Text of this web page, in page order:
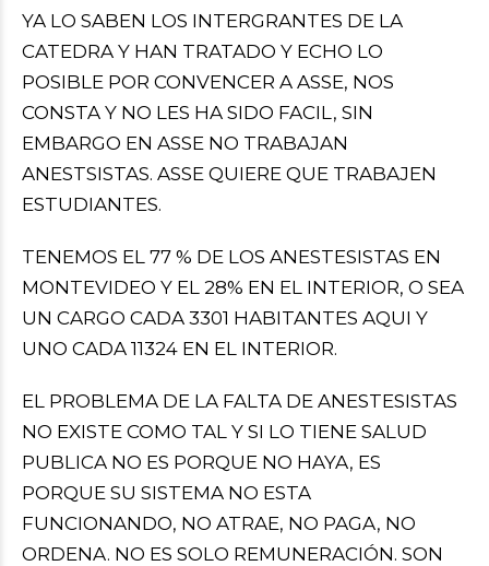
YA LO SABEN LOS INTERGRANTES DE LA
CATEDRA Y HAN TRATADO Y ECHO LO
POSIBLE POR CONVENCER A ASSE, NOS
CONSTA Y NO LES HA SIDO FACIL, SIN
EMBARGO EN ASSE NO TRABAJAN
ANESTSISTAS. ASSE QUIERE QUE TRABAJEN
ESTUDIANTES.
TENEMOS EL 77 % DE LOS ANESTESISTAS EN
MONTEVIDEO Y EL 28% EN EL INTERIOR, O SEA
UN CARGO CADA 3301 HABITANTES AQUI Y
UNO CADA 11324 EN EL INTERIOR.
EL PROBLEMA DE LA FALTA DE ANESTESISTAS
NO EXISTE COMO TAL Y SI LO TIENE SALUD
PUBLICA NO ES PORQUE NO HAYA, ES
PORQUE SU SISTEMA NO ESTA
FUNCIONANDO, NO ATRAE, NO PAGA, NO
ORDENA. NO ES SOLO REMUNERACIÓN. SON